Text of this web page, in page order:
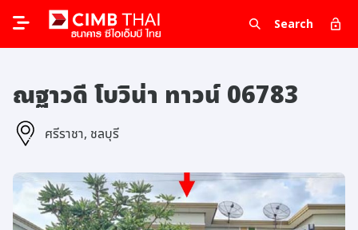
Search
ณฐาวดี โบวิน่า ทาวน์ 06783
ศรีราชา, ชลบุรี